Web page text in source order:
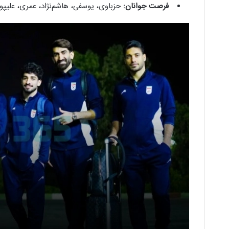
فرصت جوانان: حزباوی، یوسفی، هاشم‌نژاد، عمری،